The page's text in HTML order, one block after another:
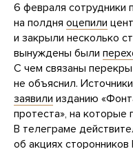
6 февраля сотрудники
на полдня оцепили
и закрыли несколько
вынуждены были
С чем связаны
не объяснил.
заявили изданию
протеста», на которые
В телеграме
об акциях